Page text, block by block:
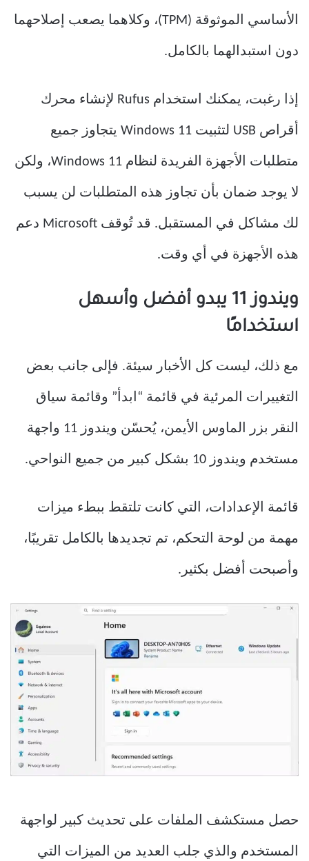
الأساسي الموثوقة (TPM)، وكلاهما يصعب إصلاحهما
دون استبدالهما بالكامل.
إذا رغبت، يمكنك استخدام Rufus لإنشاء محرك
أقراص USB لتثبيت Windows 11 يتجاوز جميع
متطلبات الأجهزة الفريدة لنظام Windows 11، ولكن
لا يوجد ضمان بأن تجاوز هذه المتطلبات لن يسبب
لك مشاكل في المستقبل. قد تُوقف Microsoft دعم
هذه الأجهزة في أي وقت.
ويندوز 11 يبدو أفضل وأسهل
استخدامًا
مع ذلك، ليست كل الأخبار سيئة. فإلى جانب بعض
التغييرات المرئية في قائمة “ابدأ” وقائمة سياق
النقر بزر الماوس الأيمن، يُحسّن ويندوز 11 واجهة
مستخدم ويندوز 10 بشكل كبير من جميع النواحي.
قائمة الإعدادات، التي كانت تلتقط ببطء ميزات
مهمة من لوحة التحكم، تم تجديدها بالكامل تقريبًا،
وأصبحت أفضل بكثير.
حصل مستكشف الملفات على تحديث كبير لواجهة
المستخدم والذي جلب العديد من الميزات التي